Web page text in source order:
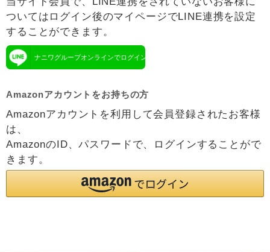
ついてはログイン後のマイページでLINE連携を設定
することができます。
ナニワグループオンラインでログイン
Amazonアカウントをお持ちの方
Amazonアカウントを利用して会員登録されたお客様
は、
AmazonのID、パスワードで、ログインすることがで
きます。